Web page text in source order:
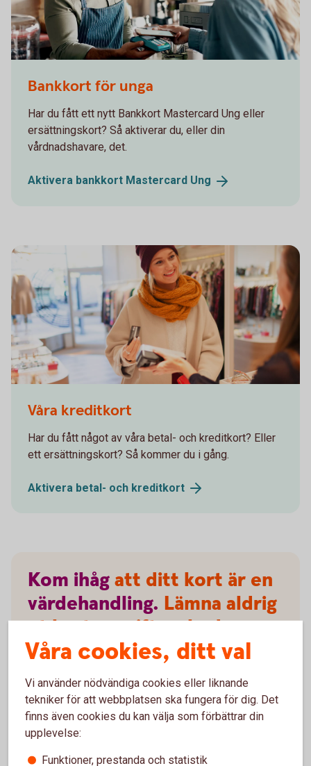
Bankkort för unga
Har du fått ett nytt Bankkort Mastercard Ung eller
ersättningskort? Så aktiverar du, eller din
vårdnadshavare, det.
Aktivera bankkort Mastercard Ung
Våra kreditkort
Har du fått något av våra betal- och kreditkort? Eller
ett ersättningskort? Så kommer du i gång.
Aktivera betal- och kreditkort
Kom ihågatt ditt kort är en
värdehandling. Lämna aldrig
ut kortuppgifter, koder
eller lösenord till någon
annan.
Våra cookies, ditt val
Vi använder nödvändiga cookies eller liknande
tekniker för att webbplatsen ska fungera för dig. Det
finns även cookies du kan välja som förbättrar din
upplevelse:
Funktioner, prestanda och statistik